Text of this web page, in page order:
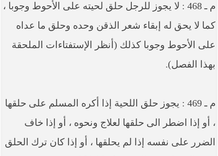
م ـ 468 : لا يجوز للرجل حلق لحيته على الأحوط وجوبا ،
كما لا يحق له إبقاء شعر الذقن وحده وحلق ما عداه
على الأحوط وجوبا كذلك (أنظر الإستفتاءات الملحقة
بهذا الفصل).
م ـ 469 : يجوز حلق اللحية إذا أكره المسلم على حلقها
، أو إذا اضطر الى حلقها لعلاج ونحوه ، أو إذا خاف
الضرر على نفسه إذا لم يحلقها ، أو إذا كان ترك الحلق